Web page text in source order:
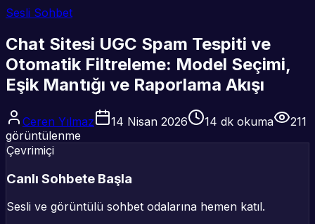
Sesli Sohbet
Chat Sitesi UGC Spam Tespiti ve
Otomatik Filtreleme: Model Seçimi,
Eşik Mantığı ve Raporlama Akışı
Ceren Yılmaz 14 Nisan 2026 14 dk okuma
211
görüntülenme
Çevrimiçi
Canlı Sohbete Başla
Sesli ve görüntülü sohbet odalarına hemen katıl.